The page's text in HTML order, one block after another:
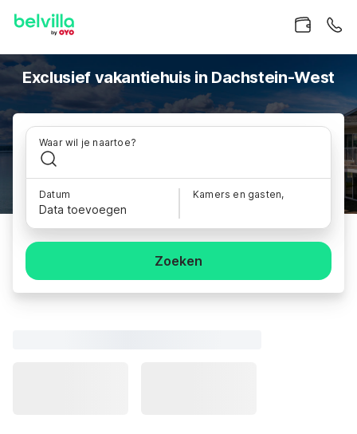
Exclusief vakantiehuis in Dachstein-West
Waar wil je naartoe?
Datum
Data toevoegen
Kamers en gasten,
Zoeken